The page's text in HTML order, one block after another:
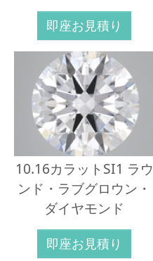
即座お見積り
10.16カラットSI1 ラウ
ンド・ラブグロウン・
ダイヤモンド
即座お見積り